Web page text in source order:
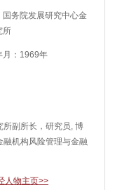
国务院发展研究中心金
所
月：1969年
所副所长，研究员, 博
融机构风险管理与金融
人物主页>>